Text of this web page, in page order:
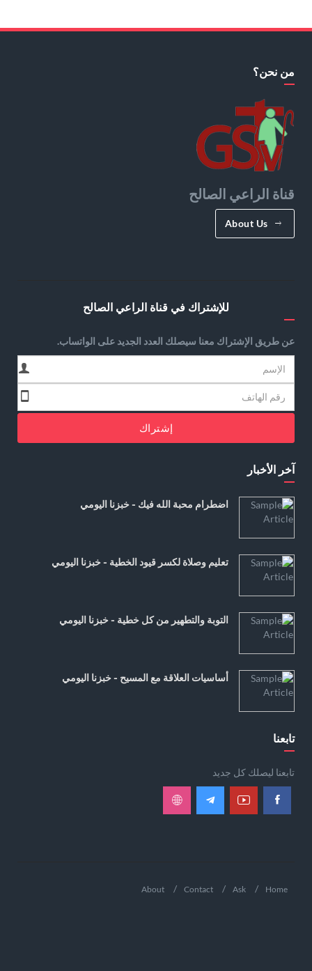
من نحن؟
قناة الراعي الصالح
About Us
للإشتراك في قناة الراعي الصالح
عن طريق الإشتراك معنا سيصلك العدد الجديد على الواتساب.
إشتراك
آخر الأخبار
اضطرام محبة الله فيك - خبزنا اليومي
تعليم وصلاة لكسر قيود الخطية - خبزنا اليومي
التوبة والتطهير من كل خطية - خبزنا اليومي
أساسيات العلاقة مع المسيح - خبزنا اليومي
تابعنا
تابعنا ليصلك كل جديد
Home
Ask
Contact
About